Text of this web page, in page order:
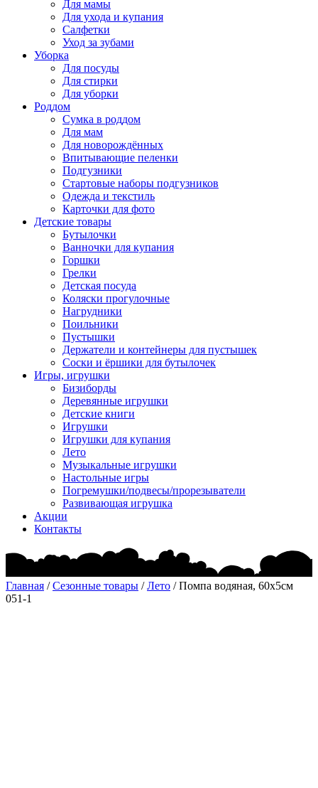
Для мамы
Для ухода и купания
Салфетки
Уход за зубами
Уборка
Для посуды
Для стирки
Для уборки
Роддом
Сумка в роддом
Для мам
Для новорождённых
Впитывающие пеленки
Подгузники
Стартовые наборы подгузников
Одежда и текстиль
Карточки для фото
Детские товары
Бутылочки
Ванночки для купания
Горшки
Грелки
Детская посуда
Коляски прогулочные
Нагрудники
Поильники
Пустышки
Держатели и контейнеры для пустышек
Соски и ёршики для бутылочек
Игры, игрушки
Бизиборды
Деревянные игрушки
Детские книги
Игрушки
Игрушки для купания
Лето
Музыкальные игрушки
Настольные игры
Погремушки/подвесы/прорезыватели
Развивающая игрушка
Акции
Контакты
Главная /Сезонные товары /Лето / Помпа водяная, 60х5см
051-1